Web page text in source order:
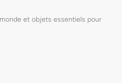
et objets essentiels pour